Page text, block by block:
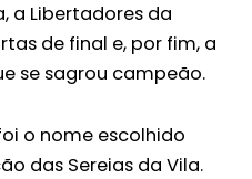
a Libertadores da
de final e, por fim, a
se sagrou campeão.
o nome escolhido
das Sereias da Vila.